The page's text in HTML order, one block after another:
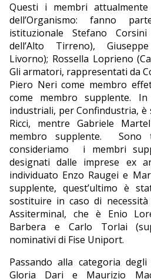
Questi i membri
dell’Organismo: fanno
istituzionale Stefano Corsini
dell’Alto Tirreno),
Livorno); Rossella Loprieno
Gli armatori, rappresentati da
Piero Neri come membro
come membro supplente.
industriali, per Confindustria,
Ricci, mentre Gabriele
membro supplente.
Sono
consideriamo
i membri
designati dalle imprese ex
individuato Enzo Raugei e
supplente, quest’ultimo è
sostituire in caso di
Assiterminal, che è Enio
Barbera e Carlo Torlai
nominativi di Fise Uniport.
Passando alla categoria
Gloria Dari e Maurizio